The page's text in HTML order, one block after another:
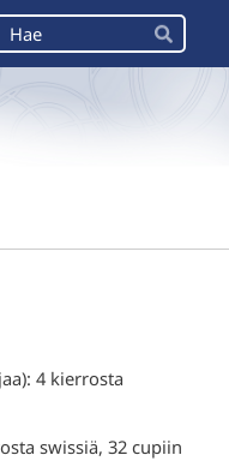
Haku
Hae
4 kierrosta
swissiä, 32 cupiin